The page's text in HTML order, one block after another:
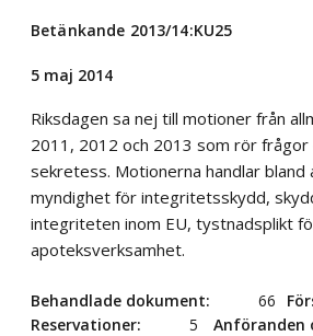
Betänkande 2013/14:KU25
5 maj 2014
Riksdagen sa nej till motioner från
2011, 2012 och 2013 som rör
sekretess. Motionerna handlar bland
myndighet för integritetsskydd,
integriteten inom EU, tystnadsplikt
apoteksverksamhet.
Behandlade dokument 66
Reservationer
5
Anföranden